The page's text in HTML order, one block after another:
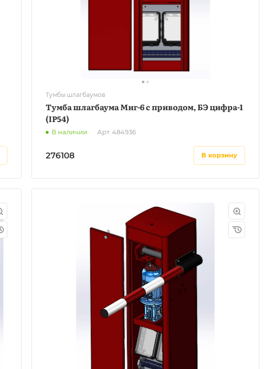
Тумбы шлагбаумов
Тумба шлагбаума Миг-6 с приводом, БЭ цифра-1
(IP54)
В наличии Арт. 484936
276108 в корзину